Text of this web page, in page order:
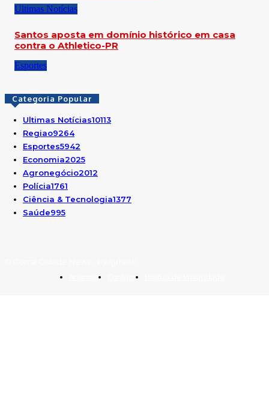
Ultimas Notícias
Santos aposta em domínio histórico em casa
contra o Athletico-PR
Esportes
Categoria Popular
Ultimas Notícias10113
Regiao9264
Esportes5942
Economia2025
Agronegócio2012
Polícia1761
Ciência & Tecnologia1377
Saúde995